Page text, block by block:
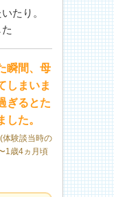
たり。
瞬間、母
しまいま
ぎるとた
した。
体験談当時の
1歳4ヵ月頃